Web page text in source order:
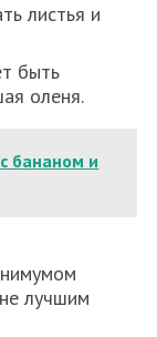
листья и
быть
оленя.
бананом и
лучшим